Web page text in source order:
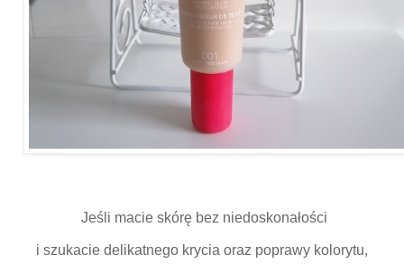
Jeśli macie skórę bez niedoskonałości
i szukacie delikatnego krycia oraz poprawy kolorytu,